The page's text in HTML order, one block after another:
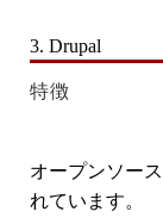
3. Drupal
特徴
オープンソース
れています。